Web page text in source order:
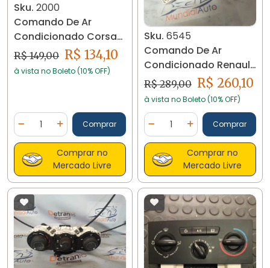
Sku. 2000
Comando De Ar
Condicionado Corsa
2003 A 2010 93360357
2000
R$ 149,00 R$ 134,10
à vista no Boleto (10% OFF)
Diminuir Quantidade
Quantidade
Adicionar Quantidade
Comprar
Comprar no
Mercado Livre
Sku. 6545
Comando De Ar
Condicionado Renault
Oroch 2015/.. 6545
R$ 289,00 R$ 260,10
à vista no Boleto (10% OFF)
Diminuir Quantidade
Quantidade
AdicionarComprar
Comprar no
Mercado Livre